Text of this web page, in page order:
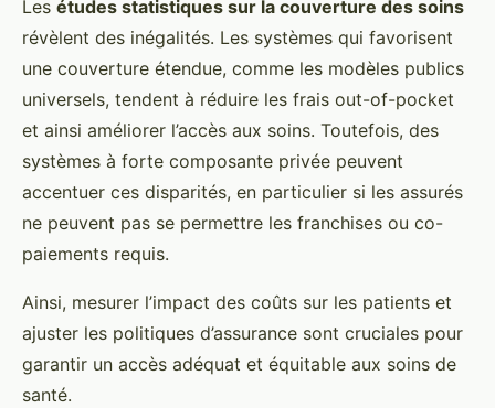
Les études statistiques sur la couverture des soins
révèlent des inégalités. Les systèmes qui favorisent
une couverture étendue, comme les modèles publics
universels, tendent à réduire les frais out-of-pocket
et ainsi améliorer l’accès aux soins. Toutefois, des
systèmes à forte composante privée peuvent
accentuer ces disparités, en particulier si les assurés
ne peuvent pas se permettre les franchises ou co-
paiements requis.
Ainsi, mesurer l’impact des coûts sur les patients et
ajuster les politiques d’assurance sont cruciales pour
garantir un accès adéquat et équitable aux soins de
santé.